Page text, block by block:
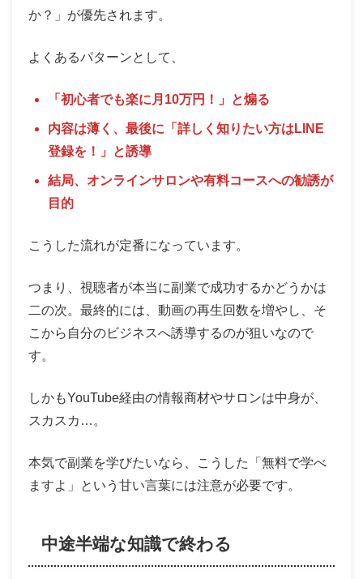
か？」が優先されます。
よくあるパターンとして、
「初心者でも楽に月10万円！」と煽る
内容は薄く、最後に「詳しく知りたい方はLINE
登録を！」と誘導
結局、オンラインサロンや有料コースへの勧誘が
目的
こうした流れが定番になっています。
つまり、視聴者が本当に副業で成功するかどうかは
二の次。最終的には、動画の再生回数を増やし、そ
こから自分のビジネスへ誘導するのが狙いなので
す。
しかもYouTube経由の情報商材やサロンは中身が、
スカスカ…。
本気で副業を学びたいなら、こうした「無料で学べ
ますよ」という甘い言葉には注意が必要です。
中途半端な知識で終わる